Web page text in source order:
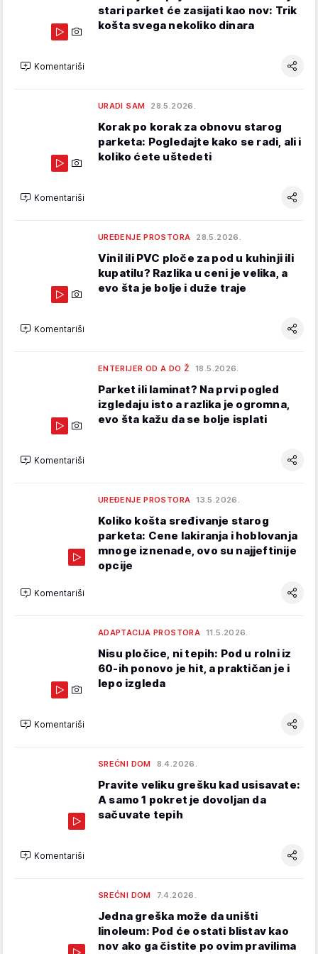
stari parket će zasijati kao nov: Trik
košta svega nekoliko dinara
Komentariši
URADI SAM 28.5.2026.
Korak po korak za obnovu starog
parketa: Pogledajte kako se radi, ali i
koliko ćete uštedeti
Komentariši
UREĐENJE PROSTORA 28.5.2026.
Vinil ili PVC ploče za pod u kuhinji ili
kupatilu? Razlika u ceni je velika, a
evo šta je bolje i duže traje
Komentariši
ENTERIJER OD A DO Ž 18.5.2026.
Parket ili laminat? Na prvi pogled
izgledaju isto a razlika je ogromna,
evo šta kažu da se bolje isplati
Komentariši
UREĐENJE PROSTORA 13.5.2026.
Koliko košta sređivanje starog
parketa: Cene lakiranja i hoblovanja
mnoge iznenade, ovo su najjeftinije
opcije
Komentariši
ADAPTACIJA PROSTORA 11.5.2026.
Nisu pločice, ni tepih: Pod u rolni iz
60-ih ponovo je hit, a praktičan je i
lepo izgleda
Komentariši
SREĆNI DOM 8.4.2026.
Pravite veliku grešku kad usisavate:
A samo 1 pokret je dovoljan da
sačuvate tepih
Komentariši
SREĆNI DOM 7.4.2026.
Jedna greška može da uništi
linoleum: Pod će ostati blistav kao
nov ako ga čistite po ovim pravilima